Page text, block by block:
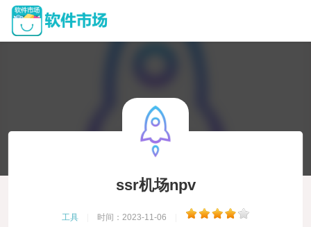
ssr机场npv
工具 时间：2023-11-06